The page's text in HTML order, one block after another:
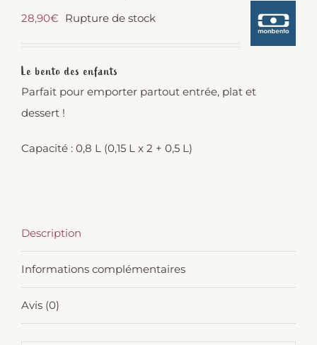
28,90€ Rupture de stock
Le bento des enfants
Parfait pour emporter partout entrée, plat et
dessert !
Capacité : 0,8 L (0,15 L x 2 + 0,5 L)
Description
Informations complémentaires
Avis (0)